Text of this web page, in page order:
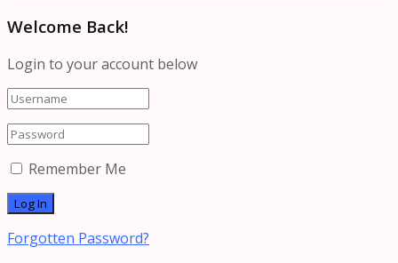
Welcome Back!
Login to your account below
Remember Me
Forgotten Password?